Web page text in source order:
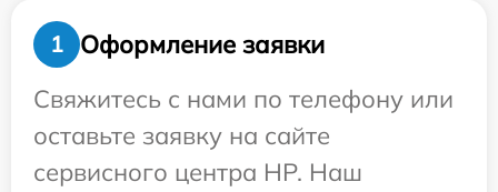
1
Оформление заявки
Свяжитесь с нами по телефону или
оставьте заявку на сайте
сервисного центра HP. Наш